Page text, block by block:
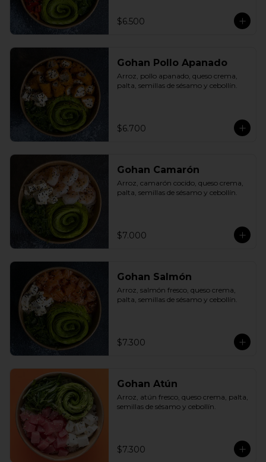
$6.500
Gohan Pollo Apanado
Arroz, pollo apanado, queso crema,
palta, semillas de sésamo y cebollín.
$6.700
Gohan Camarón
Arroz, camarón cocido, queso crema,
palta, semillas de sésamo y cebollín.
$7.000
Gohan Salmón
Arroz, salmón fresco, queso crema,
palta, semillas de sésamo y cebollín.
$7.300
Gohan Atún
Arroz, atún fresco, queso crema, palta,
semillas de sésamo y cebollín.
$7.300